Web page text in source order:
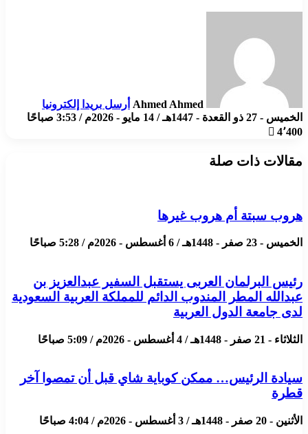
Ahmed Ahmed أرسل بريدا إلكترونيا
الخميس - 27 ذو القعدة - 1447هـ / 14 مايو - 2026م / 3:53 صباحًا
4٬400
مقالات ذات صلة
هروب سبتة أم هروب غيرها
الخميس - 23 صفر - 1448هـ / 6 أغسطس - 2026م / 5:28 صباحًا
رئيس البرلمان العربى يستقبل السفير عبدالعزيز بن
عبدالله المطر المندوب الدائم للمملكة العربية السعودية
لدى جامعة الدول العربية
الثلاثاء - 21 صفر - 1448هـ / 4 أغسطس - 2026م / 5:09 صباحًا
سيادة الرئيس… ممكن كوباية شاي قبل أن تمصوا آخر
قطرة
الأثنين - 20 صفر - 1448هـ / 3 أغسطس - 2026م / 4:04 صباحًا